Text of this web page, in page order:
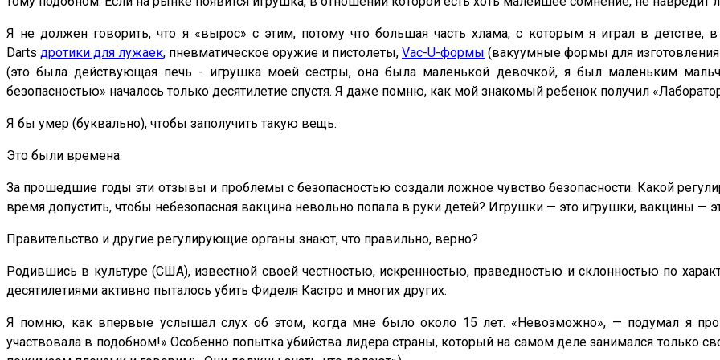
Я не должен говорить, что я «вырос» с этим, потому что большая часть хлама, с которым я играл в
Darts дротики для лужаек, пневматическое оружие и пистолеты, Vac-U-формы (вакуумные формы для изготовления
(это была действующая печь - игрушка моей сестры, она была маленькой девочкой, я был маленьким
безопасностью» началось только десятилетие спустя. Я даже помню, как мой знакомый ребенок получил
Я бы умер (буквально), чтобы заполучить такую ​​вещь.
Это были времена.
За прошедшие годы эти отзывы и проблемы с безопасностью создали ложное чувство безопасности. Какой
время допустить, чтобы небезопасная вакцина невольно попала в руки детей? Игрушки — это игрушки, вакцины —
Правительство и другие регулирующие органы знают, что правильно, верно?
Родившись в культуре (США), известной своей честностью, искренностью, праведностью и склонностью по
десятилетиями активно пыталось убить Фиделя Кастро и многих других.
Я помню, как впервые услышал слух об этом, когда мне было около 15 лет. «Невозможно», — подумал я про
участвовала в подобном!» Особенно попытка убийства лидера страны, который на самом деле занимался только